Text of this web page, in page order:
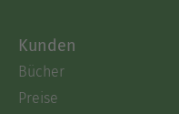
Kunden
Bücher
Preise